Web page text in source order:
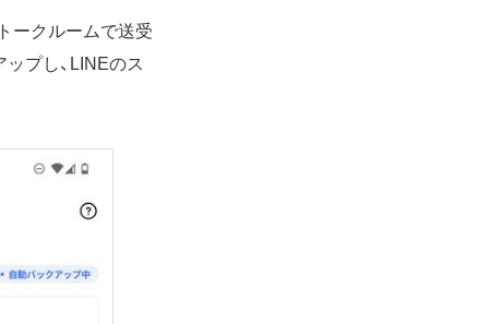
ークルームで送受
プし、LINEのス